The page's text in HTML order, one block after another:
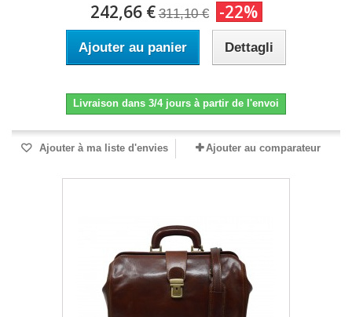
242,66 € 311,10 € -22%
Ajouter au panier Dettagli
Livraison dans 3/4 jours à partir de l'envoi
Ajouter à ma liste d'envies Ajouter au comparateur